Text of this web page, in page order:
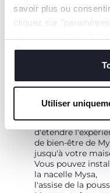
savoir plus ou
cliquez sur
techniques, qui sont
Utiliser
Lullaglide est
compatible avec
les éléments du
Mysa, ce qui
d'étendre
de bien-être de
jusqu'à votre
Vous pouvez
la nacelle Mysa,
l'assise de la